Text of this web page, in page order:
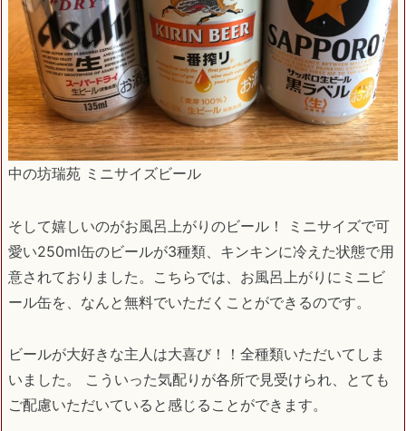
中の坊瑞苑 ミニサイズビール
そして嬉しいのがお風呂上がりのビール！ ミニサイズで可
愛い250ml缶のビールが3種類、キンキンに冷えた状態で用
意されておりました。こちらでは、お風呂上がりにミニビ
ール缶を、なんと無料でいただくことができるのです。
ビールが大好きな主人は大喜び！！全種類いただいてしま
いました。 こういった気配りが各所で見受けられ、とても
ご配慮いただいていると感じることができます。